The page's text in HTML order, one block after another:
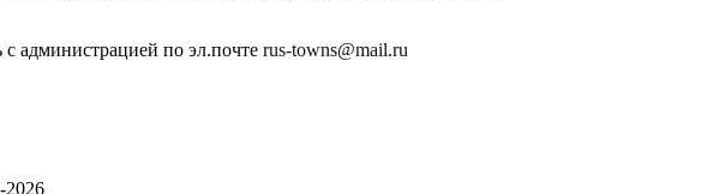
администрацией по эл.почте rus-towns@mail.ru
2026